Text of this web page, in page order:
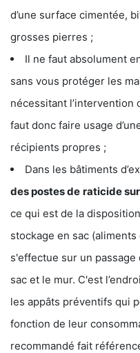
d’une surface cimentée,
grosses pierres ;
Il ne faut absolument
sans vous protéger les
nécessitant l’intervention
faut donc faire usage
récipients propres ;
Dans les bâtiments
des postes de raticide
ce qui est de la
stockage en sac
s'effectue sur un
sac et le mur. C'est
les appâts préventifs qui
fonction de leur
recommandé fait